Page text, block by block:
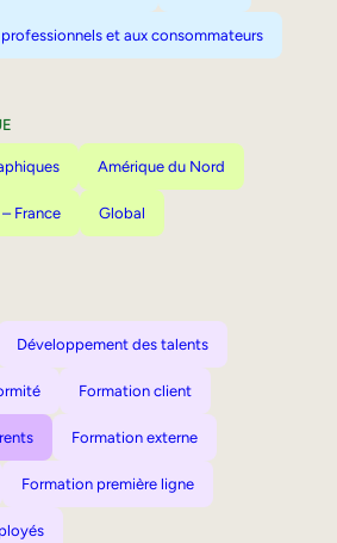
et aux consommateurs
Amérique du Nord
France Global
Développement des talents
Formation client
Formation externe
Formation première ligne